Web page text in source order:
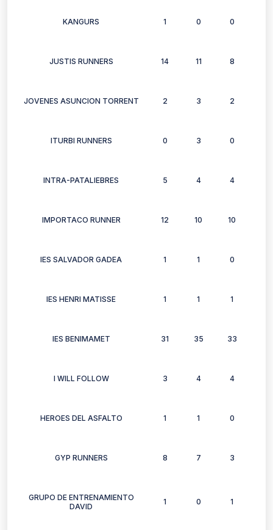
KANGURS 1 0 0
JUSTIS RUNNERS 14 11 8
JOVENES ASUNCION TORRENT 2 3 2
ITURBI RUNNERS 0 3 0
INTRA-PATALIEBRES 5 4 4
IMPORTACO RUNNER 12 10 10
IES SALVADOR GADEA 1 1 0
IES HENRI MATISSE 1 1 1
IES BENIMAMET 31 35 33
I WILL FOLLOW 3 4 4
HEROES DEL ASFALTO 1 1 0
GYP RUNNERS 8 7 3
GRUPO DE ENTRENAMIENTO
DAVID
1 0 1